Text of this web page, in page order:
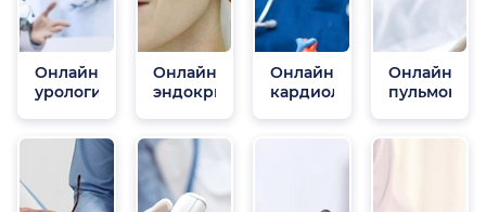
Онлайн
урологи
Онлайн
эндокринологи
Онлайн
кардиологи
Онлайн